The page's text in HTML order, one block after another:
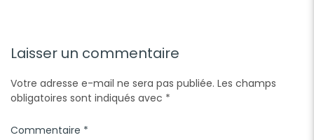
Laisser un commentaire
Votre adresse e-mail ne sera pas publiée. Les champs
obligatoires sont indiqués avec *
Commentaire *